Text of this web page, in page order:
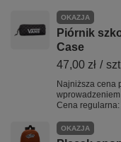
OKAZJA
Piórnik
Case
47,00 zł /
Najniższa cena
Cena regularna:
OKAZJA